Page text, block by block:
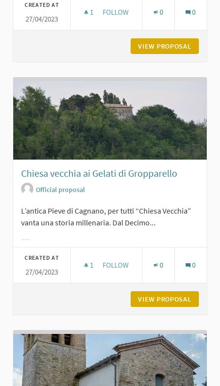
CREATED AT
27/04/2023
1 1 FOLLOWER
FOLLOW 0 0
VIEW PROPOSAL
Chiesa vecchia ai Gelati di Gropparello
Official proposal
L’antica Pieve di Cagnano, per tutti “Chiesa Vecchia”
vanta una storia millenaria. Dal Decimo...
CREATED AT
27/04/2023
1 1 FOLLOWER
FOLLOW 0 0
VIEW PROPOSAL